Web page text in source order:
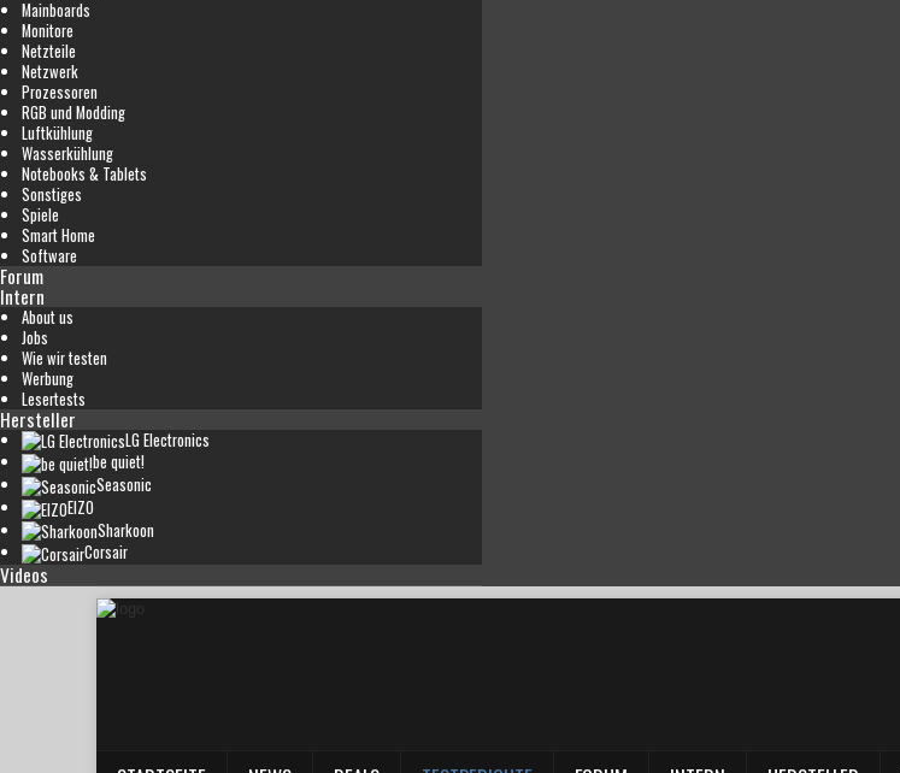
Mainboards
Monitore
Netzteile
Netzwerk
Prozessoren
RGB und Modding
Luftkühlung
Wasserkühlung
Notebooks & Tablets
Sonstiges
Spiele
Smart Home
Software
Forum
Intern
About us
Jobs
Wie wir testen
Werbung
Lesertests
Hersteller
LG Electronics
be quiet!
Seasonic
EIZO
Sharkoon
Corsair
Videos